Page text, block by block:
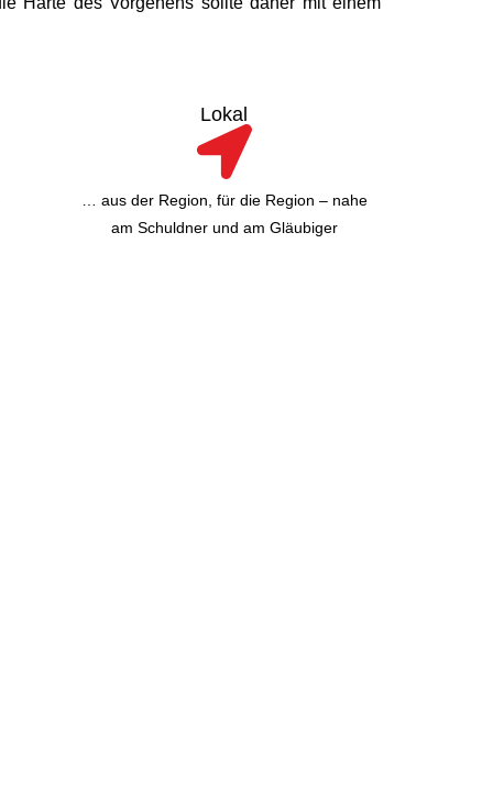
Lokal
… aus der Region, für die Region – nahe
am Schuldner und am Gläubiger